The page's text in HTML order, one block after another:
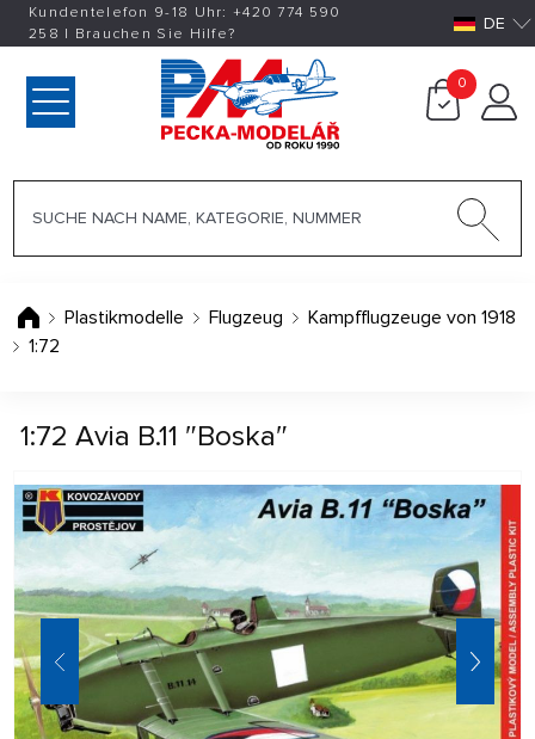
Kundentelefon 9-18 Uhr: +420774 590
258 | Brauchen Sie Hilfe? DE
0
Plastikmodelle Flugzeug
Kampfflugzeuge von 1918
1:72
1:72 Avia B.11 ″Boska″